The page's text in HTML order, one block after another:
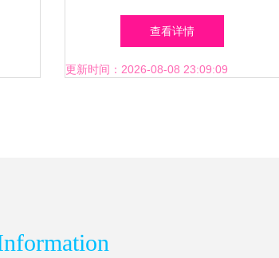
牌 乌鲁木齐塑料广告扇子的专业
造与创意定制
查看详情
更新时间：2026-08-08 23:09:09